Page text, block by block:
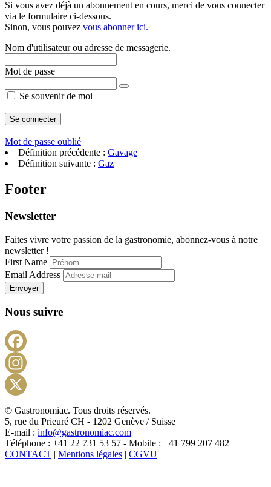
Si vous avez déjà un abonnement en cours, merci de vous connecter
via le formulaire ci-dessous.
Sinon, vous pouvez vous abonner ici.
Nom d'utilisateur ou adresse de messagerie.
Mot de passe
Se souvenir de moi
Mot de passe oublié
Définition précédente : Gavage
Définition suivante : Gaz
Footer
Newsletter
Faites vivre votre passion de la gastronomie, abonnez-vous à notre
newsletter !
First Name
Email Address
Envoyer
Nous suivre
X
© Gastronomiac. Tous droits réservés.
5, rue du Prieuré CH - 1202 Genève / Suisse
E-mail : info@gastronomiac.com
Téléphone : +41 22 731 53 57 - Mobile : +41 799 207 482
CONTACT | Mentions légales | CGVU